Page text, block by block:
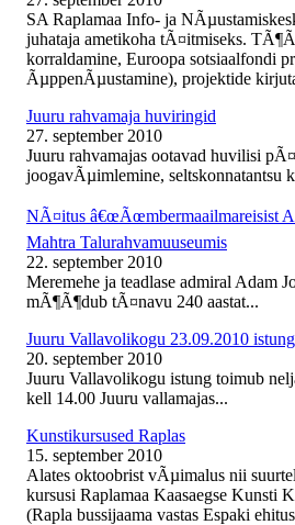
SA Raplamaa Info- ja
juhataja ametikoha tÃ¤itmiseks.
korraldamine, Euroopa sotsiaalfondi
ÃµppenÃµustamine), projektide
Juuru rahvamaja huviringid
27. september 2010
Juuru rahvamajas ootavad huvilisi
joogavÃµimlemine, seltskonnatantsu
NÃ¤itus â€œÃœmbermaailmareisist
Mahtra Talurahvamuuseumis
22. september 2010
Meremehe ja teadlase admiral Adam
mÃ¶Ã¶dub tÃ¤navu 240 aastat...
Juuru Vallavolikogu 23.09.2010 istung
20. september 2010
Juuru Vallavolikogu istung toimub
kell 14.00 Juuru vallamajas...
Kunstikursused Raplas
15. september 2010
Alates oktoobrist vÃµimalus nii
kursusi Raplamaa Kaasaegse Kunsti
(Rapla bussijaama vastas Espaki